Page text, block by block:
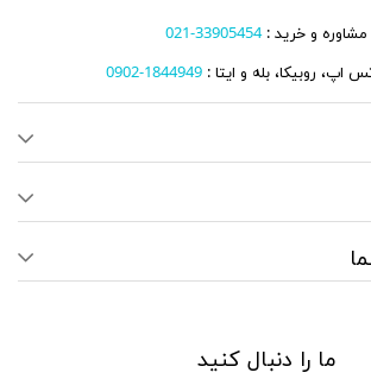
مشاوره و خرید :33905454-021
اپ، روبیکا، بله و ایتا : 1844949-0902
ما را دنبال کنید